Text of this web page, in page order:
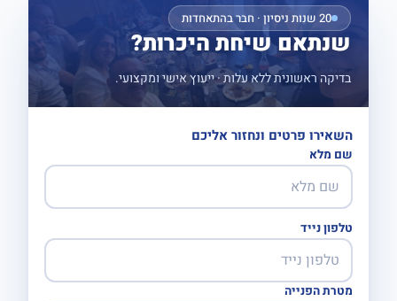
20 שנות ניסיון · חבר בהתאחדות
שנתאם שיחת היכרות?
בדיקה ראשונית ללא עלות · ייעוץ אישי ומקצועי.
השאירו פרטים ונחזור אליכם
שם מלא
טלפון נייד
מטרת הפנייה